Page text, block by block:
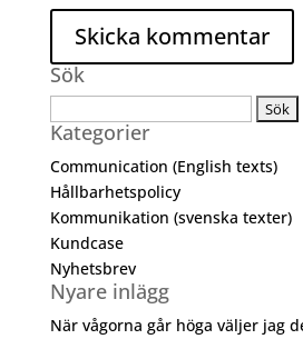
Sök
efter:
Kategorier
Communication (English texts)
Hållbarhetspolicy
Kommunikation (svenska texter)
Kundcase
Nyhetsbrev
Nyare inlägg
När vågorna går höga väljer jag